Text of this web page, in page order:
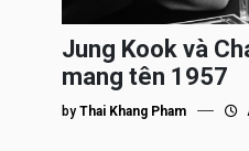
Jung Kook và
mang tên 1957
by Thai Khang Pham